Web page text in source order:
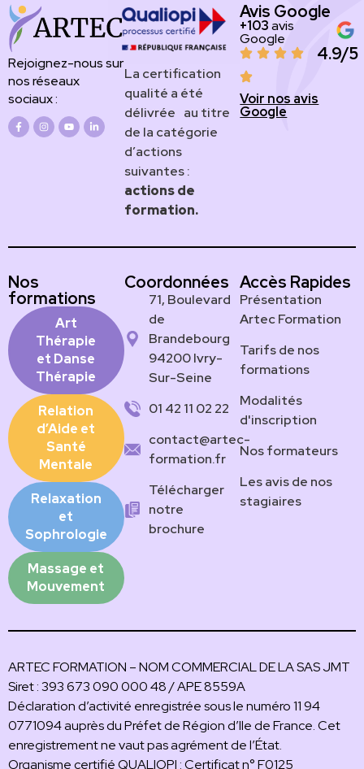
Rejoignez-nous sur
nos réseaux
sociaux :
​​​La certification
qualité a été
délivrée au titre
de la catégorie
d’actions
suivantes :
actions de
formation.
Avis Google
+103avis
Google
4.9/5
Voir nos avis
Google
Nos
formations
Art
Thérapie
et Danse
Thérapie
Relation
d’Aide et
Santé
Mentale
Relaxation
et
Sophrologie
Massage et
Mouvement
Coordonnées
71, Boulevard
de
Brandebourg
94200 Ivry-
Sur-Seine
01 42 11 02 22
contact@artec-
formation.fr
Télécharger
notre
brochure
Accès Rapides
Présentation
Artec Formation
Tarifs de nos
formations
Modalités
d'inscription
Nos formateurs
Les avis de nos
stagiaires
ARTEC FORMATION – NOM COMMERCIAL DE LA SAS JMT
Siret : 393 673 090 000 48 / APE 8559A
Déclaration d’activité enregistrée sous le numéro 11 94
0771094 auprès du Préfet de Région d’Ile de France. Cet
enregistrement ne vaut pas agrément de l’État.
Organisme certifié QUALIOPI : Certificat n° F0125